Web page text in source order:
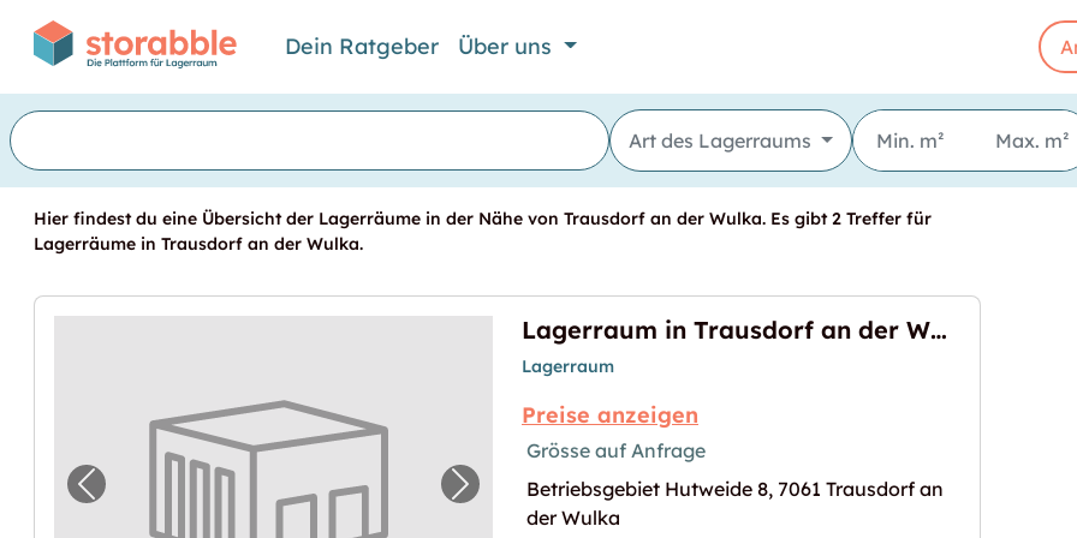
Dein Ratgeber Über uns
Art des Lagerraums
Hier findest du eine Übersicht der Lagerräume in der Nähe von Trausdorf an der Wulka. Es gibt 2 Treffer für
Lagerräume in Trausdorf an der Wulka.
Vorheriges Bild für "Lagerraum in Trausdorf an der Wulka mieten"
Nächstes Bild für "Lagerraum in Trausdorf an der Wulka
Lagerraum in Trausdorf an der Wulka mieten
Lagerraum
Preise anzeigen
Grösse auf Anfrage
Betriebsgebiet Hutweide 8, 7061 Trausdorf an
der Wulka